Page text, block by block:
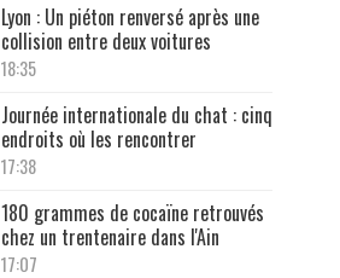
Lyon : Un piéton renversé après une
collision entre deux voitures
18:35
Journée internationale du chat : cinq
endroits où les rencontrer
17:38
180 grammes de cocaïne retrouvés
chez un trentenaire dans l'Ain
17:07